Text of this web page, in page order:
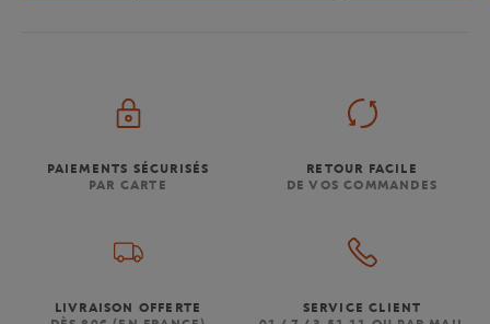
PAIEMENTS SÉCURISÉS
PAR CARTE
RETOUR FACILE
DE VOS COMMANDES
LIVRAISON OFFERTE
SERVICE CLIENT